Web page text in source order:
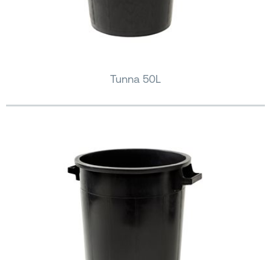
Tunna 50L